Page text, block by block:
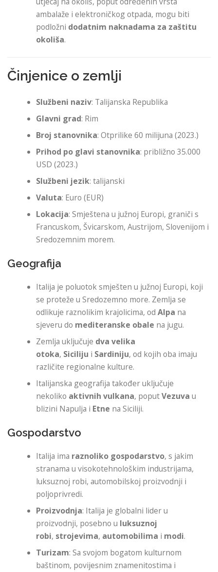
ambalaže i elektroničkog otpada, mogu biti
podložni dodatnim naknadama za zaštitu
okoliša.
Činjenice o zemlji
Službeni naziv: Talijanska Republika
Glavni grad: Rim
Broj stanovnika: Otprilike 60 milijuna (2023.)
Prihod po glavi stanovnika: približno 35.000
USD (2023.)
Službeni jezik: talijanski
Valuta: Euro (EUR)
Lokacija: Smještena u južnoj Europi, graniči s
Francuskom, Švicarskom, Austrijom, Slovenijom i
Sredozemnim morem.
Geografija
Italija je poluotok smješten u južnoj Europi, koji
se proteže u Sredozemno more. Zemlja se
odlikuje raznolikim krajolicima, odAlpa na
sjeveru do mediteranske obale na jugu.
Zemlja uključuje dva velika
otoka, Siciliju i Sardiniju, od kojih oba imaju
različite regionalne kulture.
Italijanska geografija također uključuje
nekoliko aktivnih vulkana, poputVezuva u
blizini Napulja i Etne na Siciliji.
Gospodarstvo
Italija ima raznoliko gospodarstvo, s jakim
stranama u visokotehnološkim industrijama,
luksuznoj robi, automobilskoj proizvodnji i
poljoprivredi.
Proizvodnja: Italija je globalni lider u
proizvodnji, posebno u luksuznoj
robi, strojevima, automobilima i modi.
Turizam: Sa svojom bogatom kulturnom
baštinom, povijesnim znamenitostima i